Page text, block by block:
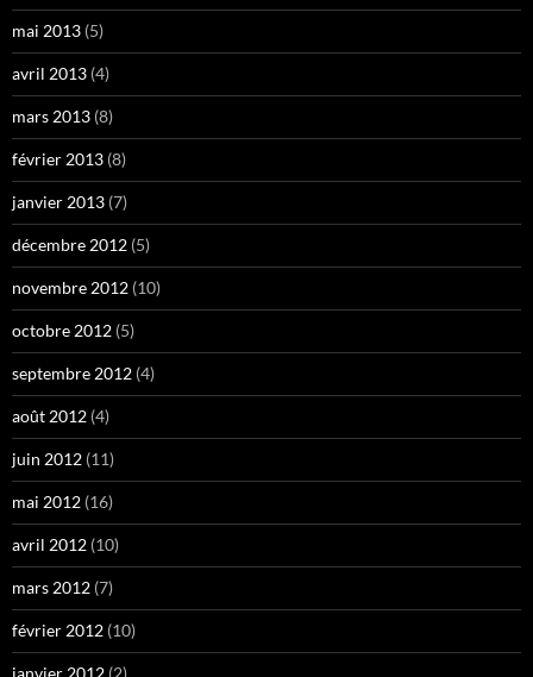
mai 2013 (5)
avril 2013 (4)
mars 2013 (8)
février 2013 (8)
janvier 2013 (7)
décembre 2012 (5)
novembre 2012 (10)
octobre 2012 (5)
septembre 2012 (4)
août 2012 (4)
juin 2012 (11)
mai 2012 (16)
avril 2012 (10)
mars 2012 (7)
février 2012 (10)